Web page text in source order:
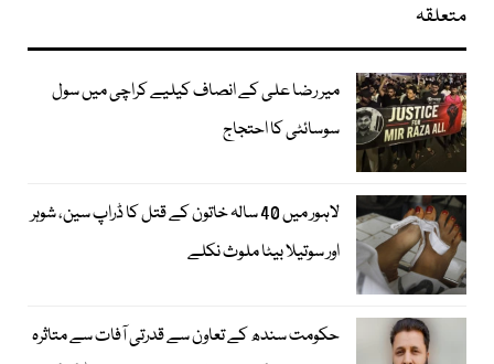
متعلقہ
میر رضا علی کے انصاف کیلیے کراچی میں سول
سوسائٹی کا احتجاج
لاہور میں 40 سالہ خاتون کے قتل کا ڈراپ سین، شوہر
اور سوتیلا بیٹا ملوث نکلے
حکومت سندھ کے تعاون سے قدرتی آفات سے متاثرہ